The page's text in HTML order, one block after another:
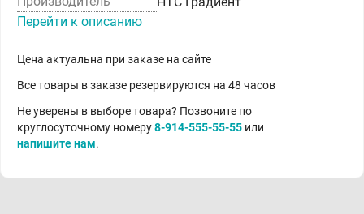
Перейти к описанию
Цена актуальна при заказе на сайте
Все товары в заказе резервируются на 48 часов
Не уверены в выборе товара? Позвоните по
круглосуточному номеру8-914-555-55-55 или
напишите нам.